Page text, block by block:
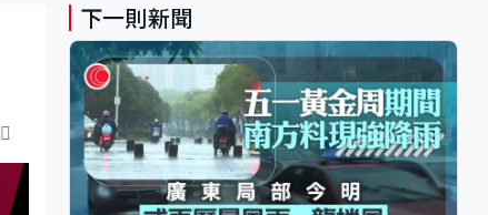
下一則新聞